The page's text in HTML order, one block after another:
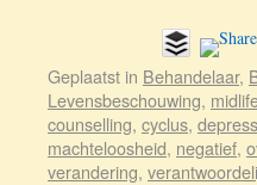
Geplaatst in Behandelaar,
Levensbeschouwing,
counselling, cyclus,
machteloosheid, negatief,
verandering,